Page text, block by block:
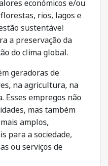
económicos e/ou
rios, lagos e
sustentável
a preservação da
do clima global.
geradoras de
na agricultura, na
Esses empregos não
mas também
amplos,
para a sociedade,
ou serviços de